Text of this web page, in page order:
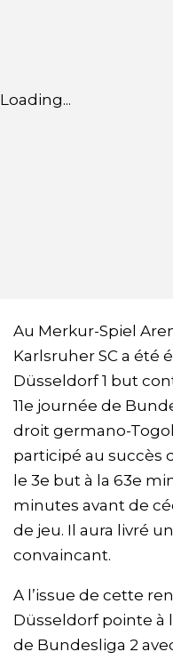
Loading...
Au Merkur-Spiel
Karlsruher SC a été
Düsseldorf 1 but
11e journée de
droit germano-
participé au succès
le 3e but à la 63e
minutes avant de
de jeu. Il aura livré
convaincant.
A l’issue de cette
Düsseldorf pointe à
de Bundesliga 2